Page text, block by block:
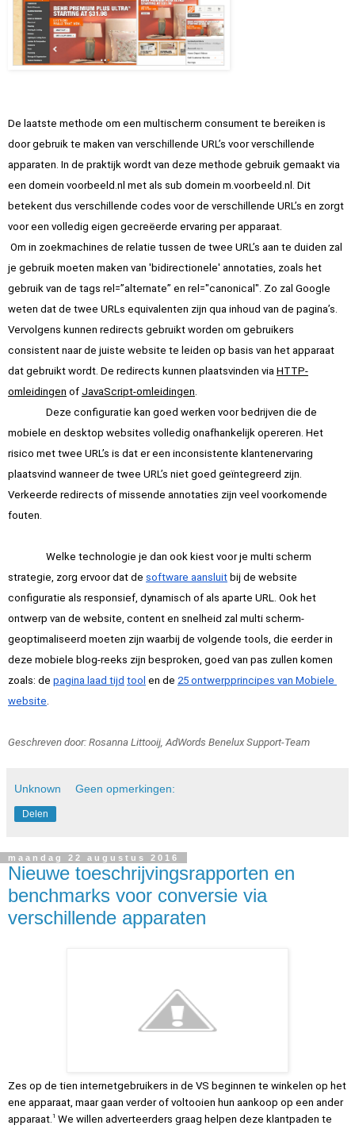
De laatste methode om een multischerm consument te bereiken is
door gebruik te maken van verschillende URL’s voor verschillende
apparaten. In de praktijk wordt van deze methode gebruik gemaakt via
een domein voorbeeld.nl met als sub domein m.voorbeeld.nl. Dit
betekent dus verschillende codes voor de verschillende URL’s en zorgt
voor een volledig eigen gecreëerde ervaring per apparaat.
Om in zoekmachines de relatie tussen de twee URL’s aan te duiden zal
je gebruik moeten maken van 'bidirectionele' annotaties, zoals het
gebruik van de tags rel=”alternate” en rel="canonical". Zo zal Google
weten dat de twee URLs equivalenten zijn qua inhoud van de pagina’s.
Vervolgens kunnen redirects gebruikt worden om gebruikers
consistent naar de juiste website te leiden op basis van het apparaat
dat gebruikt wordt. De redirects kunnen plaatsvinden via HTTP-
omleidingen of JavaScript-omleidingen.
Deze configuratie kan goed werken voor bedrijven die de
mobiele en desktop websites volledig onafhankelijk opereren. Het
risico met twee URL’s is dat er een inconsistente klantenervaring
plaatsvind wanneer de twee URL’s niet goed geïntegreerd zijn.
Verkeerde redirects of missende annotaties zijn veel voorkomende
fouten.
Welke technologie je dan ook kiest voor je multi scherm
strategie, zorg ervoor dat de software aansluit bij de website
configuratie als responsief, dynamisch of als aparte URL. Ook het
ontwerp van de website, content en snelheid zal multi scherm-
geoptimaliseerd moeten zijn waarbij de volgende tools, die eerder in
deze mobiele blog-reeks zijn besproken, goed van pas zullen komen
zoals: de pagina laad tijd tool en de 25 ontwerpprincipes van Mobiele
website
Geschreven door: Rosanna Littooij, AdWords Benelux Support-Team
Unknown Geen opmerkingen:
Delen
maandag 22 augustus 2016
Nieuwe toeschrijvingsrapporten en
benchmarks voor conversie via
verschillende apparaten
Zes op de tien internetgebruikers in de VS beginnen te winkelen op het
ene apparaat, maar gaan verder of voltooien hun aankoop op een ander
apparaat. 1 We willen adverteerders graag helpen deze klantpaden te